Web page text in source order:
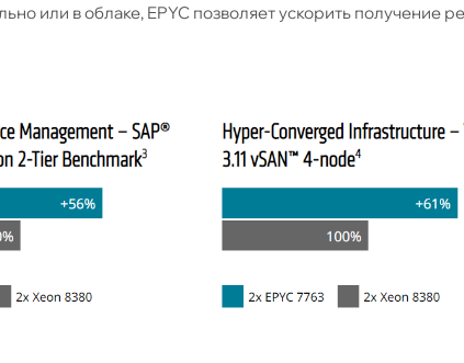
или в облаке, EPYC позволяет ускорить получение